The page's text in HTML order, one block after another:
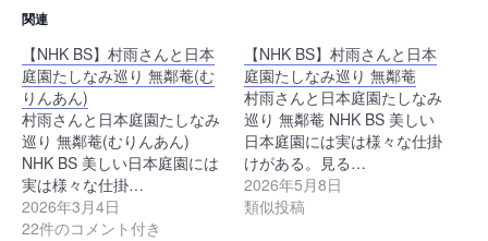
関連
【NHK BS】村雨さんと日本
庭園たしなみ巡り 無鄰菴(む
りんあん)
村雨さんと日本庭園たしなみ
巡り 無鄰菴(むりんあん)
NHK BS 美しい日本庭園には
実は様々な仕掛…
2026年3月4日
22件のコメント付き
【NHK BS】村雨さんと日本
庭園たしなみ巡り 無鄰菴
村雨さんと日本庭園たしなみ
巡り 無鄰菴 NHK BS 美しい
日本庭園には実は様々な仕掛
けがある。見る…
2026年5月8日
類似投稿